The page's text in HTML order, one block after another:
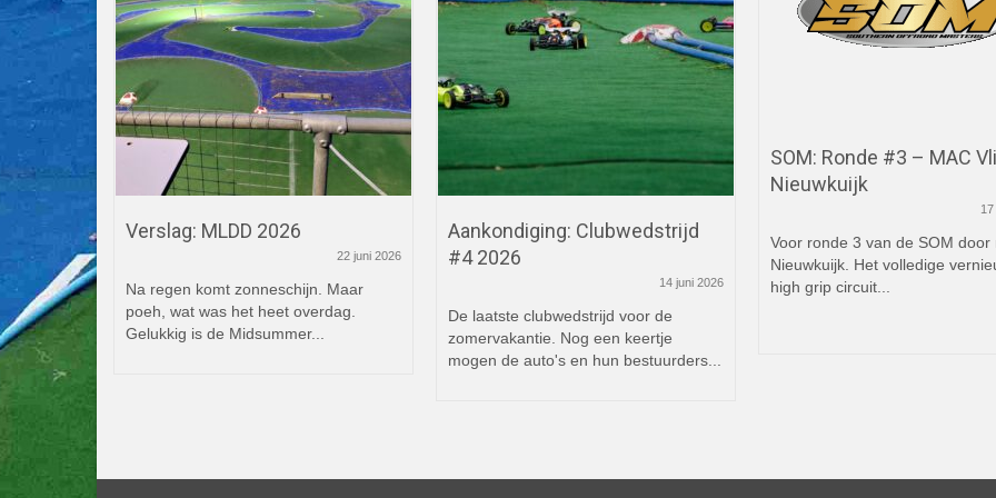
15 april 2026
#2 van
Verslag: MLDD 2026
22 juni 2026
Na regen komt zonneschijn. Maar
poeh, wat was het heet overdag.
Gelukkig is de Midsummer...
Aankondiging: Clubwedstrijd
#4 2026
14 juni 2026
De laatste clubwedstrijd voor de
zomervakantie. Nog een keertje
mogen de auto's en hun bestuurders...
SOM: Ronde #3 – MAC
Nieuwkuijk
Voor ronde 3 van de SOM door
Nieuwkuijk. Het volledige
high grip circuit...